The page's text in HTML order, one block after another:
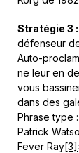
Stratégie 3 :
défenseur
Auto-
ne leur en
vous
dans des
Phrase type
Patrick
Fever Ray[3]